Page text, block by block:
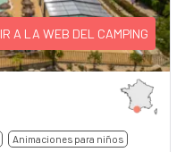
IR A LA WEB DEL CAMPING
Animaciones para niños